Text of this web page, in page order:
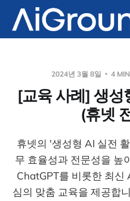
2024년 3월 8일 4
[교육 사례] 생성
(휴넷
휴넷의 '생성형 AI 실전
무 효율성과 전문성을 높
ChatGPT를 비롯한 최신
심의 맞춤 교육을 제공합